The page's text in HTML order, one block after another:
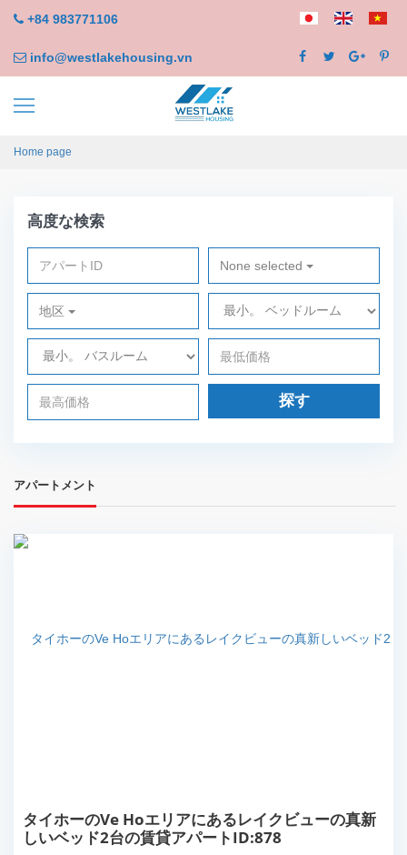
+84 983771106
info@westlakehousing.vn
Home page
高度な検索
None selected
地区
探す
アパートメント
タイホーのVe Hoエリアにあるレイクビューの真新
しいベッド2台の賃貸アパートID:878